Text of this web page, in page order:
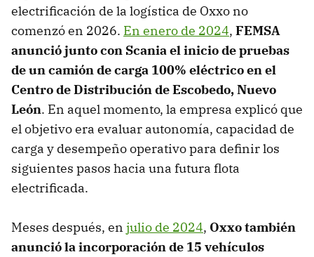
electrificación de la logística de Oxxo no
comenzó en 2026. En enero de 2024, FEMSA
anunció junto con Scania el inicio de pruebas
de un camión de carga 100% eléctrico en el
Centro de Distribución de Escobedo, Nuevo
León. En aquel momento, la empresa explicó que
el objetivo era evaluar autonomía, capacidad de
carga y desempeño operativo para definir los
siguientes pasos hacia una futura flota
electrificada.
Meses después, en julio de 2024, Oxxo también
anunció la incorporación de 15 vehículos